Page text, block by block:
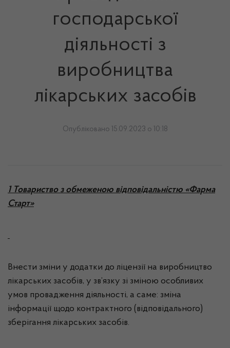
господарської
діяльності з
виробництва
лікарських засобів
Опубліковано 15.09.2023 о 10:18
1 Товариство з обмеженою відповідальністю «Фарма
Старт»
Внести зміни у додатки до ліцензії на виробництво
лікарських засобів, у зв’язку зі зміною особливих
умов провадження діяльності, а саме: зміна
інформації щодо контрактного (відповідального)
зберігання лікарських засобів.